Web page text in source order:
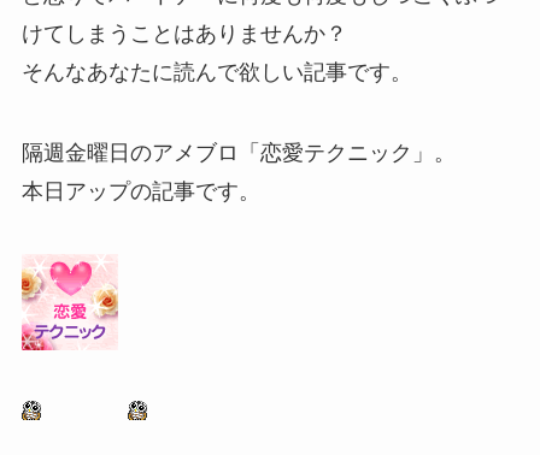
けてしまうことはありませんか？
そんなあなたに読んで欲しい記事です。
隔週金曜日のアメブロ「恋愛テクニック」。
本日アップの記事です。